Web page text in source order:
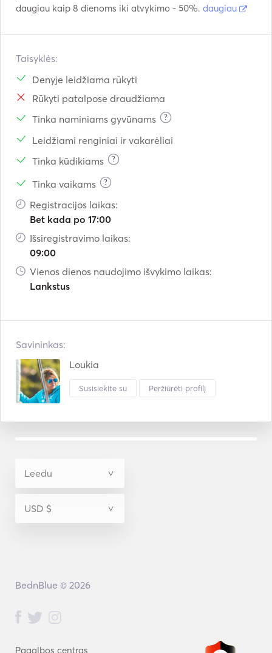
daugiau kaip 8 dienoms iki atvykimo - 50%. daugiau
Taisyklės:
Denyje leidžiama rūkyti
Rūkyti patalpose draudžiama
Tinka naminiams gyvūnams
?
Leidžiami renginiai ir vakarėliai
Tinka kūdikiams
?
Tinka vaikams ?
Registracijos laikas:
Bet kada po 17:00
Išsiregistravimo laikas:
09:00
Vienos dienos naudojimo išvykimo laikas:
Lankstus
Savininkas:
Loukia
Susisiekite su Peržiūrėti profilį
Pagalbos centras
BednBlue © 2026